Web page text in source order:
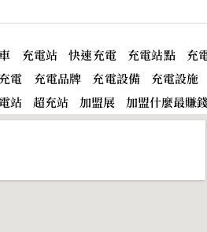
充電站 快速充電 充電站點 充
電 充電品牌 充電設備 充電設
站 超充站 加盟展 加盟什麼最賺